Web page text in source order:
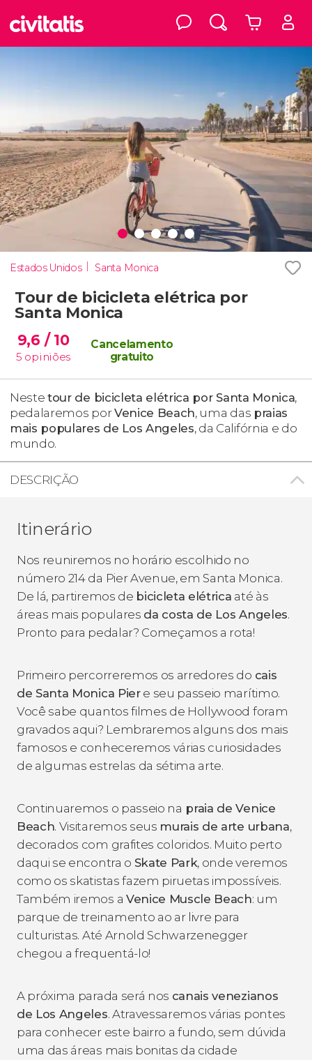
Estados Unidos Santa Monica
Tour de bicicleta elétrica por
Santa Monica
9,6 / 10
5 opiniões
Cancelamento
gratuito
Nestetour de bicicleta elétrica por Santa Monica,
pedalaremos porVenice Beach, uma das praias
mais populares de Los Angeles, da Califórnia e do
mundo.
DESCRIÇÃO
Itinerário
Nos reuniremos no horário escolhido no
número 214 da Pier Avenue, em Santa Monica.
De lá, partiremos de bicicleta elétrica até às
áreas mais populares da costa de Los Angeles.
Pronto para pedalar? Começamos a rota!
Primeiro percorreremos os arredores do cais
de Santa Monica Piere seu passeio marítimo.
Você sabe quantos filmes de Hollywood foram
gravados aqui? Lembraremos alguns dos mais
famosos e conheceremos várias curiosidades
de algumas estrelas da sétima arte.
Continuaremos o passeio na praia de Venice
Beach. Visitaremos seus murais de arte urbana,
decorados com grafites coloridos. Muito perto
daqui se encontra o Skate Park, onde veremos
como os skatistas fazem piruetas impossíveis.
Também iremos a Venice Muscle Beach: um
parque de treinamento ao ar livre para
culturistas. Até Arnold Schwarzenegger
chegou a frequentá-lo!
A próxima parada será nos canais venezianos
de Los Angeles. Atravessaremos várias pontes
para conhecer este bairro a fundo, sem dúvida
uma das áreas mais bonitas da cidade